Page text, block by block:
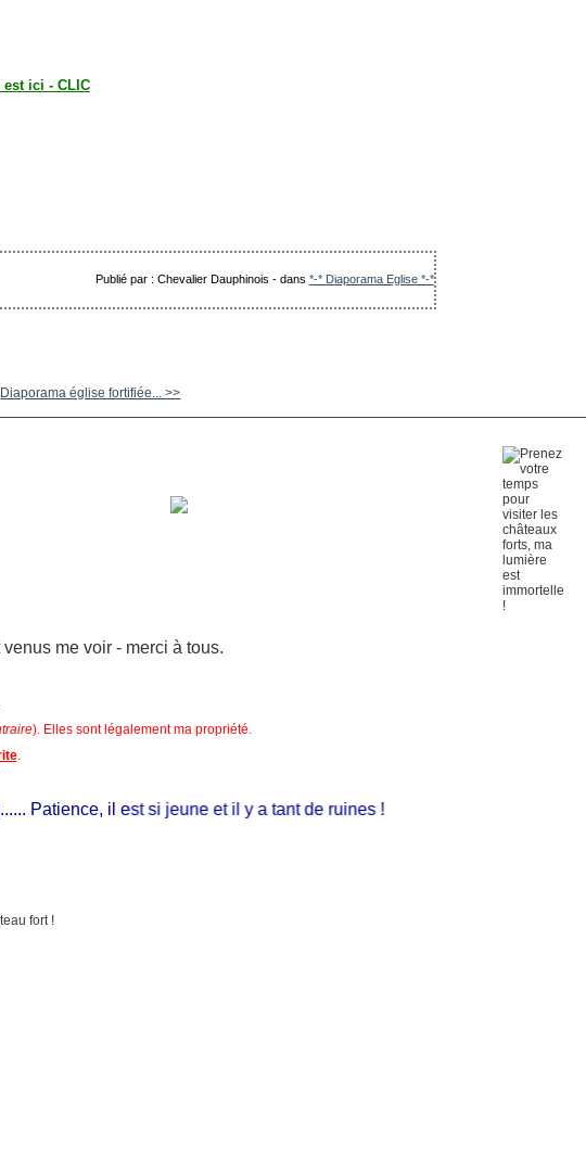
ici - CLIC
Publié par : Chevalier Dauphinois -dans *-* Diaporama Eglise *-*
Diaporama église fortifiée... >>
me voir - merci à tous.
). Elles sont légalement ma propriété.
.
Patience, il est si jeune et il y a tant de ruines !